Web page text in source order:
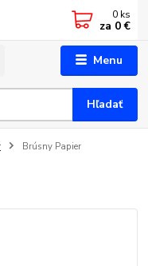
Menu
Hľadať
0 ks
za 0 €
Brúsny Papier